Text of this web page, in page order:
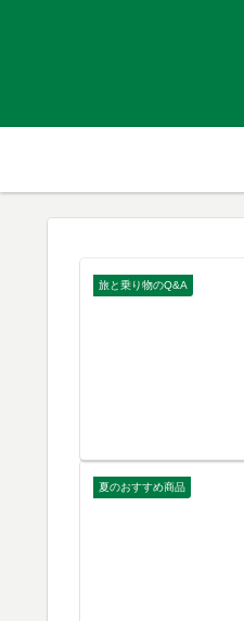
旅と乗り物のQ&A
夏のおすすめ商品